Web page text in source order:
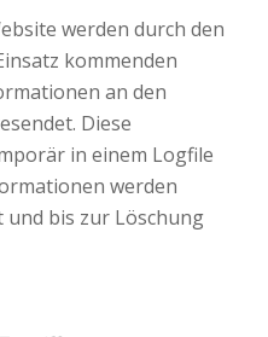
werden durch den
kommenden
an den
Diese
in einem Logfile
werden
bis zur Löschung